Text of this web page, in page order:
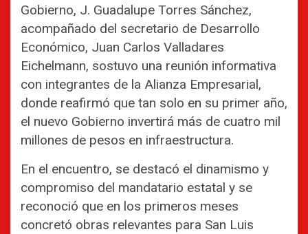
Gobierno, J. Guadalupe Torres Sánchez,
acompañado del secretario de Desarrollo
Económico, Juan Carlos Valladares
Eichelmann, sostuvo una reunión informativa
con integrantes de la Alianza Empresarial,
donde reafirmó que tan solo en su primer año,
el nuevo Gobierno invertirá más de cuatro mil
millones de pesos en infraestructura.
En el encuentro, se destacó el dinamismo y
compromiso del mandatario estatal y se
reconoció que en los primeros meses
concretó obras relevantes para San Luis